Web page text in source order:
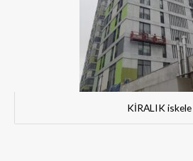
KİRALIK iskele